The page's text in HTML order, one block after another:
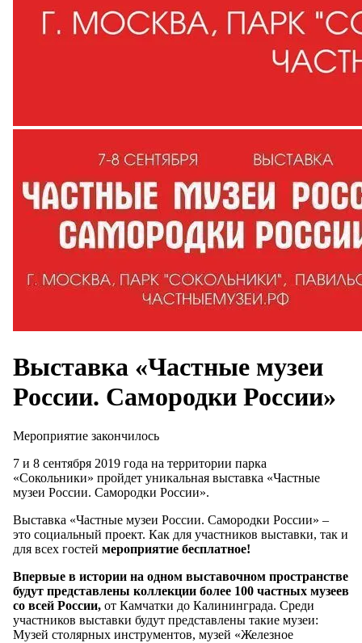
Выставка «Частные музеи
России. Самородки России»
Мероприятие закончилось
7 и 8 сентября 2019 года на территории парка
«Сокольники» пройдет уникальная выставка «Частные
музеи России. Самородки России».
Выставка «Частные музеи России. Самородки России» –
это социальный проект. Как для участников выставки, так и
для всех гостей мероприятие бесплатное!
Впервые в истории на одном выставочном пространстве
будут представлены коллекции более 100 частных музеев
со всей России, от Камчатки до Калининграда. Среди
участников выставки будут представлены такие музеи:
Музей столярных инструментов, музей «Железное